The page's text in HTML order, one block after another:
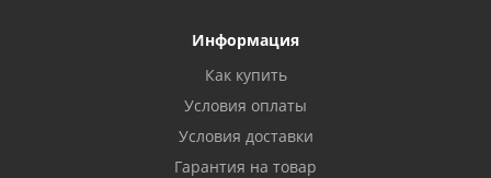
Информация
Как купить
Условия оплаты
Условия доставки
Гарантия на товар